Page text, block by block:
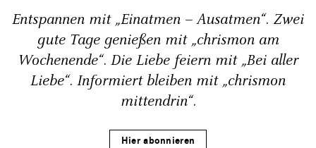
Entspannen mit „Einatmen – Ausatmen“. Zwei
gute Tage genießen mit „chrismon am
Wochenende“. Die Liebe feiern mit „Bei aller
Liebe“. Informiert bleiben mit „chrismon
mittendrin“.
Hier abonnieren